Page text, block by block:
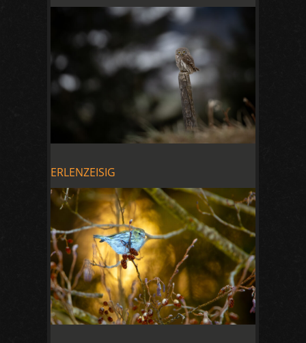
ERLENZEISIG